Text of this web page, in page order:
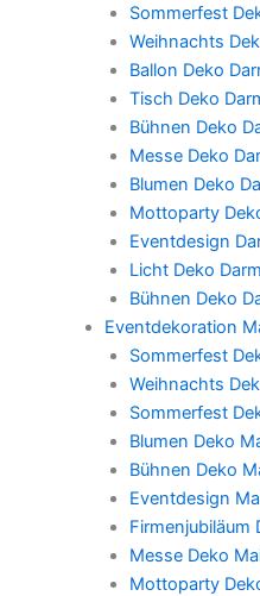
Sommerfest
Weihnachts
Ballon Deko
Tisch Deko
Bühnen Deko
Messe Deko
Blumen Deko
Mottoparty
Eventdesign
Licht Deko
Bühnen Deko
Eventdekoration
Sommerfest
Weihnachts
Sommerfest
Blumen Deko
Bühnen Deko
Eventdesign
Firmenjubiläum
Messe Deko
Mottoparty